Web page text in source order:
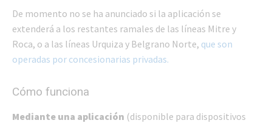
De momento no se ha anunciado si la aplicación se
extenderá a los restantes ramales de las líneas Mitre y
Roca, o a las líneas Urquiza y Belgrano Norte, que son
operadas por concesionarias privadas.
Cómo funciona
Mediante una aplicación (disponible para dispositivos